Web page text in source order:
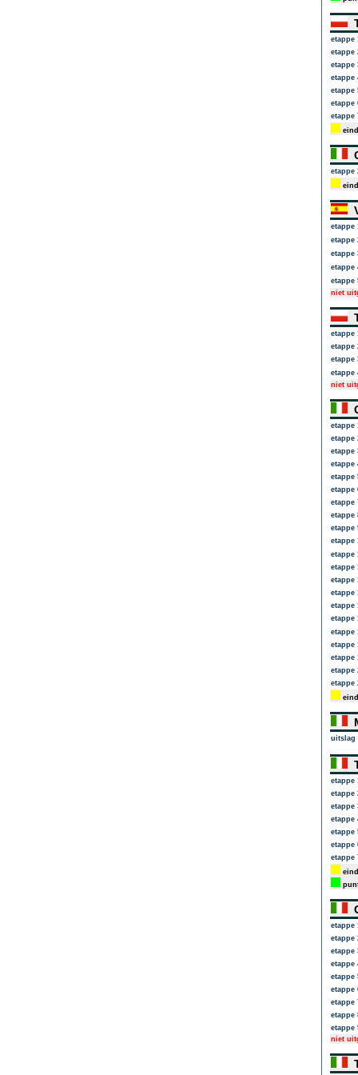
etappe
etappe
etappe
etappe
etappe
etappe
etappe
etappe
etappe
etappe
etappe
etappe
etappe
niet
etappe
etappe
etappe
etappe
niet
etappe
etappe
etappe
etappe
etappe
etappe
etappe
etappe
etappe
etappe
etappe
etappe
etappe
etappe
etappe
etappe
etappe
etappe
etappe
etappe
etappe
uitslag
etappe
etappe
etappe
etappe
etappe
etappe
etappe
etappe
etappe
etappe
etappe
etappe
etappe
etappe
etappe
etappe
niet